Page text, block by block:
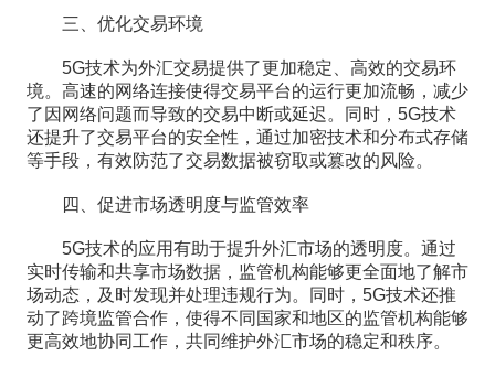
三、优化交易环境
5G技术为外汇交易提供了更加稳定、高效的交易环
境。高速的网络连接使得交易平台的运行更加流畅，减少
了因网络问题而导致的交易中断或延迟。同时，5G技术
还提升了交易平台的安全性，通过加密技术和分布式存储
等手段，有效防范了交易数据被窃取或篡改的风险。
四、促进市场透明度与监管效率
5G技术的应用有助于提升外汇市场的透明度。通过
实时传输和共享市场数据，监管机构能够更全面地了解市
场动态，及时发现并处理违规行为。同时，5G技术还推
动了跨境监管合作，使得不同国家和地区的监管机构能够
更高效地协同工作，共同维护外汇市场的稳定和秩序。